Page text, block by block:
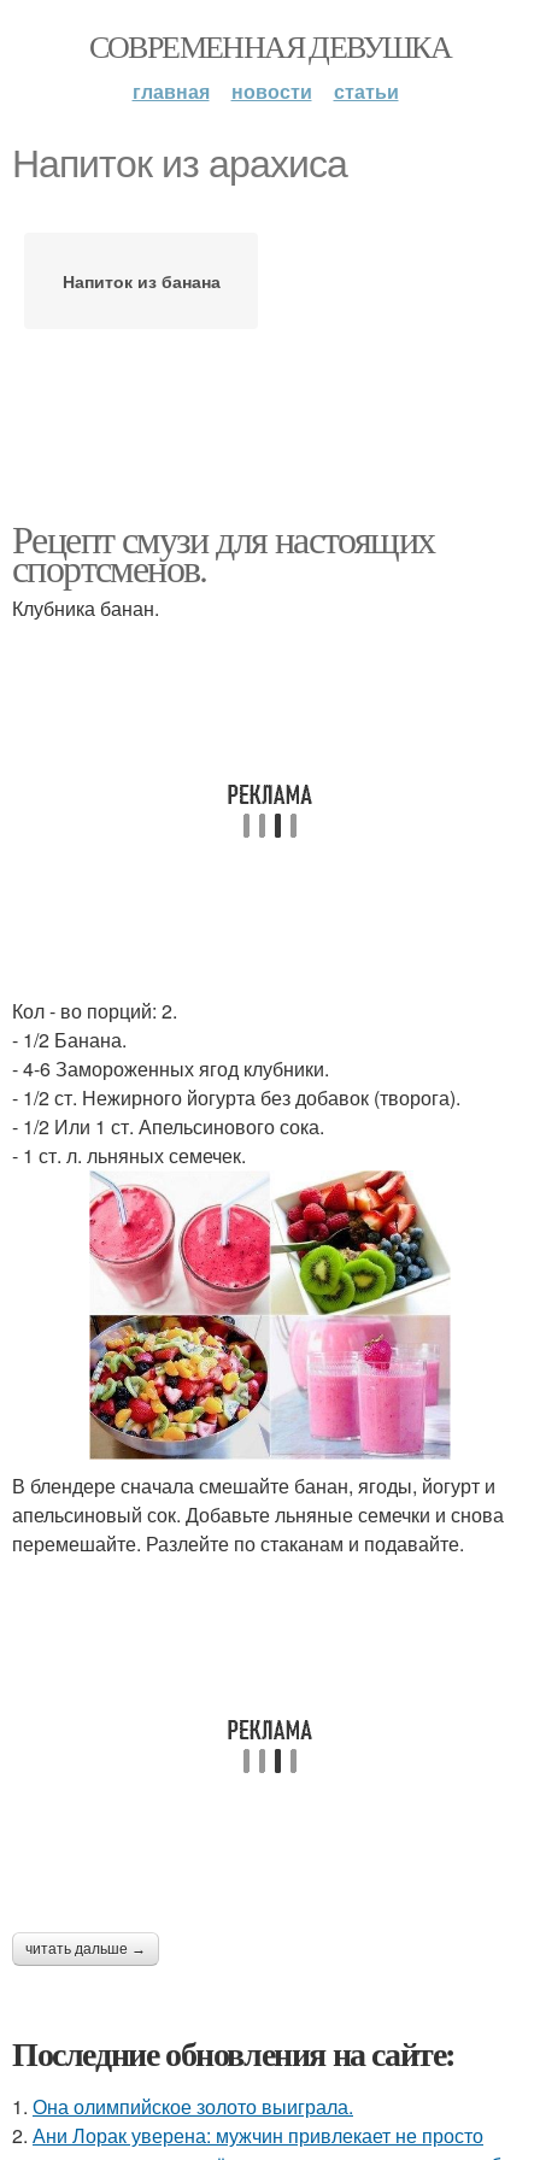
СОВРЕМЕННАЯ ДЕВУШКА
главная новости статьи
Напиток из арахиса
Напиток из банана
Рецепт смузи для настоящих
спортсменов.
Клубника банан.
Кол - во порций: 2.
- 1/2 Банана.
- 4-6 Замороженных ягод клубники.
- 1/2 ст. Нежирного йогурта без добавок (творога).
- 1/2 Или 1 ст. Апельсинового сока.
- 1 ст. л. льняных семечек.
В блендере сначала смешайте банан, ягоды, йогурт и
апельсиновый сок. Добавьте льняные семечки и снова
перемешайте. Разлейте по стаканам и подавайте.
читать дальше →
Последние обновления на сайте:
1. Она олимпийское золото выиграла.
2. Ани Лорак уверена: мужчин привлекает не просто